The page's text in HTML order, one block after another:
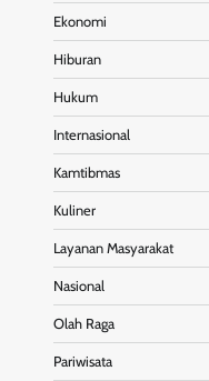
Ekonomi
Hiburan
Hukum
Internasional
Kamtibmas
Kuliner
Layanan Masyarakat
Nasional
Olah Raga
Pariwisata